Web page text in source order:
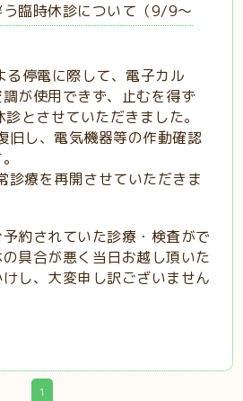
臨時休診について（9/9〜
停電に際して、電子カル
が使用できず、止むを得ず
とさせていただきました。
し、電気機器等の作動確認
療を再開させていただきま
約されていた診療・検査がで
具合が悪く当日お越し頂いた
し、大変申し訳ございません
1